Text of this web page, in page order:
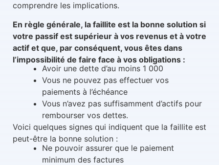
comprendre les implications.
En règle générale, la faillite est la bonne solution si
votre passif est supérieur à vos revenus et à votre
actif et que, par conséquent, vous êtes dans
l’impossibilité de faire face à vos obligations :
Avoir une dette d’au moins 1 000
Vous ne pouvez pas effectuer vos
paiements à l’échéance
Vous n’avez pas suffisamment d’actifs pour
rembourser vos dettes.
Voici quelques signes qui indiquent que la faillite est
peut-être la bonne solution :
Ne pouvoir assurer que le paiement
minimum des factures